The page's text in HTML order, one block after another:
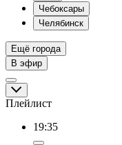
Чебоксары
Челябинск
Ещё города
В эфир
Плейлист
19:35